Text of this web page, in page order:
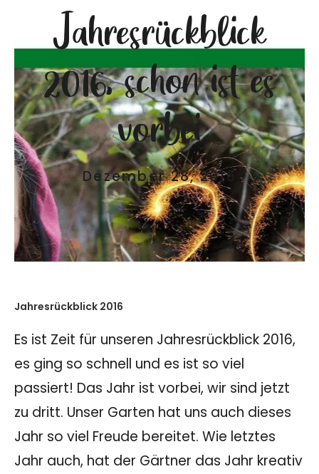
Jahresrückblick
2016, schon ist es
vorbei
Dezember 28, 2016
Jahresrückblick 2016
Es ist Zeit für unseren Jahresrückblick 2016,
es ging so schnell und es ist so viel
passiert! Das Jahr ist vorbei, wir sind jetzt
zu dritt. Unser Garten hat uns auch dieses
Jahr so viel Freude bereitet. Wie letztes
Jahr auch, hat der Gärtner das Jahr kreativ